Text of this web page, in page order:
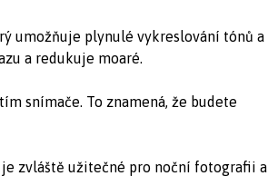
umožňuje plynulé vykreslování tónů a
a redukuje moaré.
snímače. To znamená, že budete
je zvláště užitečné pro noční fotografii a